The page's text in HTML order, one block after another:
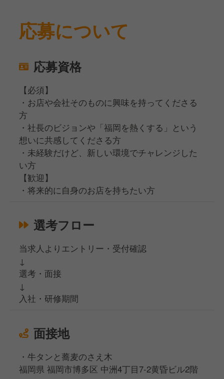
応募について
応募資格
【必須】
・お店や会社そのものに興味を持ってくださる
方
・社長のビジョンや「福岡を熱くする」という
想いに共感してくださる方
・未経験だけど、新しい環境でチャレンジした
い方
【歓迎】
・将来的に自身のお店を持ちたい方
選考フロー
当求人よりエントリー・受付確認
↓
選考・面接
↓
入社・研修期間
面接地
・牛タンと蕎麦のさえ木
福岡県 福岡市博多区 中洲4丁目7-2黄昏ビル2階